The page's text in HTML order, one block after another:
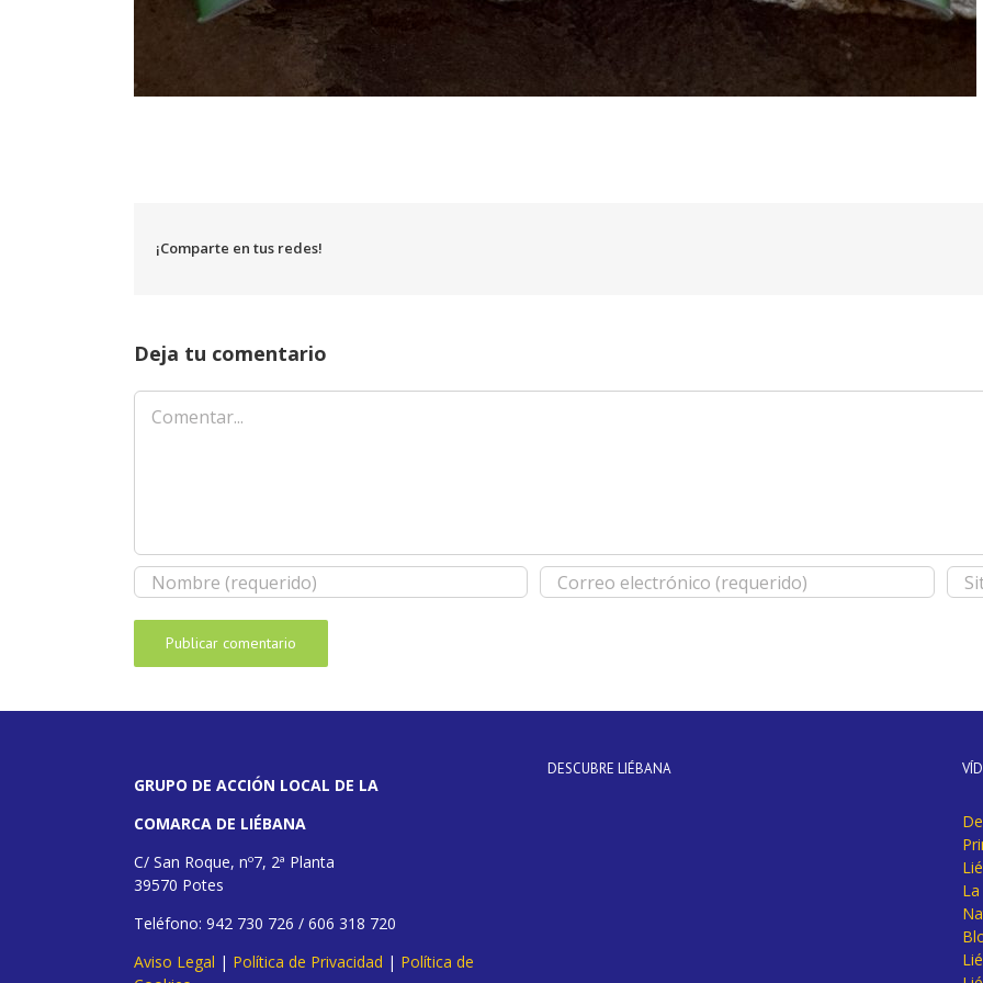
¡Comparte en tus redes!
Deja tu comentario
Comentar
GRUPO DE ACCIÓN LOCAL DE LA
COMARCA DE LIÉBANA
C/ San Roque, nº7, 2ª Planta
39570 Potes
Teléfono: 942 730 726 / 606 318 720
Aviso Legal | Política de Privacidad | Política de
DESCUBRE LIÉBANA